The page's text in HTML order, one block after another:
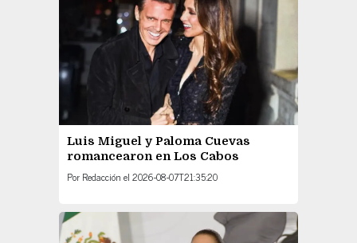
Luis Miguel y Paloma Cuevas
romancearon en Los Cabos
Por Redacción el 2026-08-07T21:35:20